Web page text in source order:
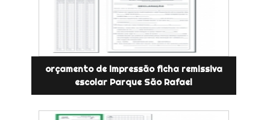
orçamento de impressão ficha remissiva
escolar Parque São Rafael